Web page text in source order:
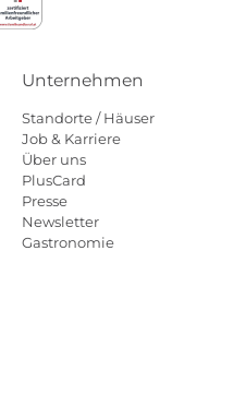
Unternehmen
Standorte / Häuser
Job & Karriere
Über uns
PlusCard
Presse
Newsletter
Gastronomie